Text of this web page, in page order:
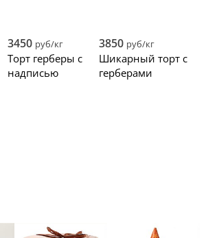
3450 руб/кг
Торт герберы с
надписью
3850 руб/кг
Шикарный торт с
герберами